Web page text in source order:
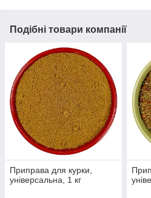
Подібні товари компанії
Приправа для курки,
універсальна, 1 кг